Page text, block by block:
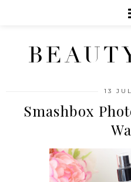
13
Smashbox